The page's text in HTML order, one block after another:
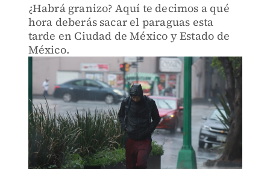
¿Habrá granizo? Aquí te decimos a qué
hora deberás sacar el paraguas esta
tarde en Ciudad de México y Estado de
México.